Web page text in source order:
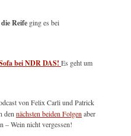
Reife ging es bei
bei NDR DAS! Es geht um
von Felix Carli und Patrick
den nächsten beiden Folgen aber
– Wein nicht vergessen!